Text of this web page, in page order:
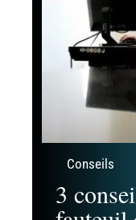
Conseils
3